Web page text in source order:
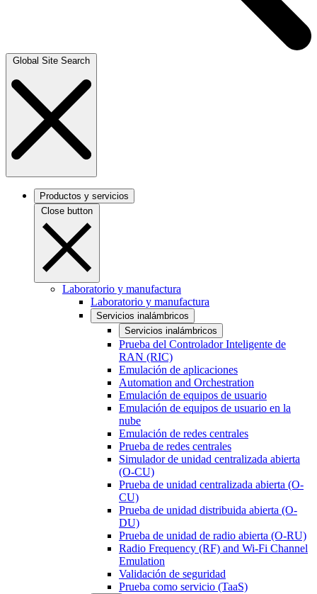
Global Site Search
Productos y servicios
Close button
Laboratorio y manufactura
Laboratorio y manufactura
Servicios inalámbricos
Servicios inalámbricos
Prueba del Controlador Inteligente de
RAN (RIC)
Emulación de aplicaciones
Automation and Orchestration
Emulación de equipos de usuario
Emulación de equipos de usuario en la
nube
Emulación de redes centrales
Prueba de redes centrales
Simulador de unidad centralizada abierta
(O-CU)
Prueba de unidad centralizada abierta (O-
CU)
Prueba de unidad distribuida abierta (O-
DU)
Prueba de unidad de radio abierta (O-RU)
Radio Frequency (RF) and Wi-Fi Channel
Emulation
Validación de seguridad
Prueba como servicio (TaaS)